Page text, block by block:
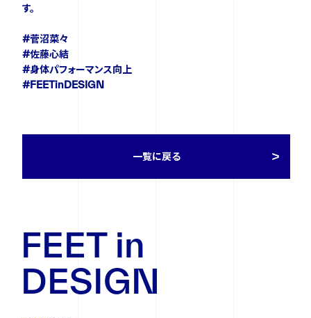
す。
#菅沼菜々
#佐藤心結
#身体パフォーマンス向上
#FEETinDESIGN
一覧に戻る
FEET in
DESIGN